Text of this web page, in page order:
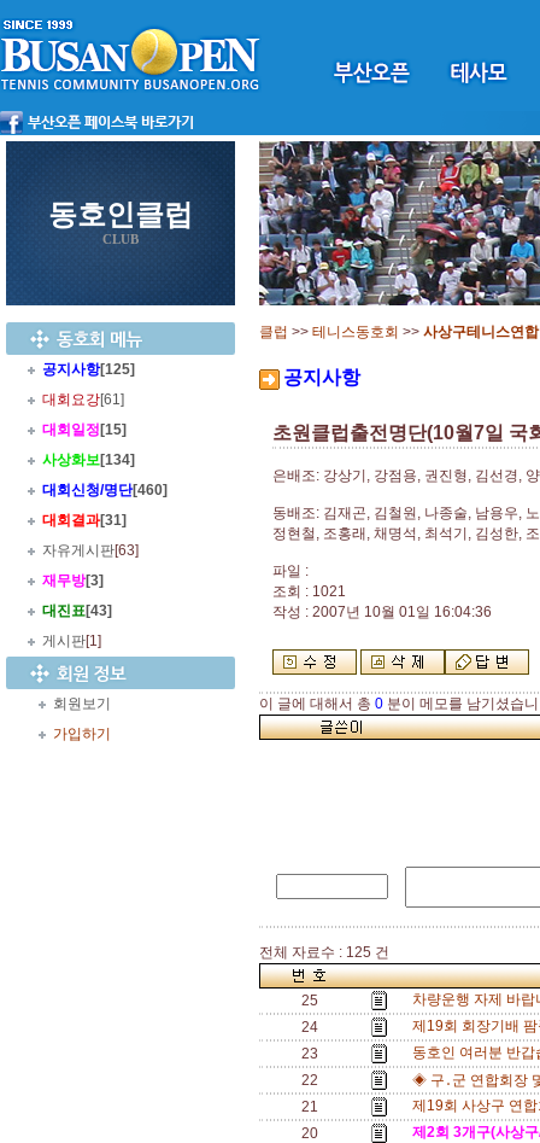
동호인클럽
CLUB
공지사항[125]
대회요강[61]
대회일정 [15]
사상화보[134]
대회신청/명단[460]
대회결과[31]
자유게시판[63]
재무방[3]
대진표[43]
게시판[1]
회원보기
가입하기
클럽 >> 테니스동호회 >> 사상구테니스연
공지사항
초원클럽출전명단(10월7일 국
은배조: 강상기, 강점용, 권진형, 김선경,
동배조: 김재곤, 김철원, 나종술, 남용우,
정현철, 조홍래, 채명석, 최석기, 김성한,
파일 :
조회 : 1021
작성 : 2007년 10월 01일 16:04:36
이 글에 대해서 총 0 분이 메모를 남기셨습
전체 자료수 : 125 건
25
차량운행 자제 바
24
제19회 회장기배
23
동호인 여러분 반
22
◈ 구․군 연합회장
21
제19회 사상구 연
20
제2회 3개구(사상